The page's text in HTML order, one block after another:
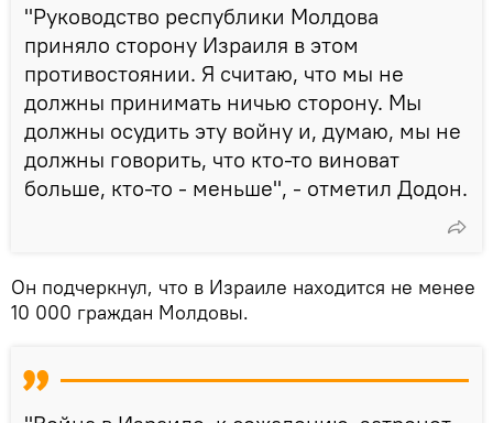
"Руководство республики Молдова
приняло сторону Израиля в этом
противостоянии. Я считаю, что мы не
должны принимать ничью сторону. Мы
должны осудить эту войну и, думаю, мы не
должны говорить, что кто-то виноват
больше, кто-то - меньше", - отметил Додон.
Он подчеркнул, что в Израиле находится не менее
10 000 граждан Молдовы.